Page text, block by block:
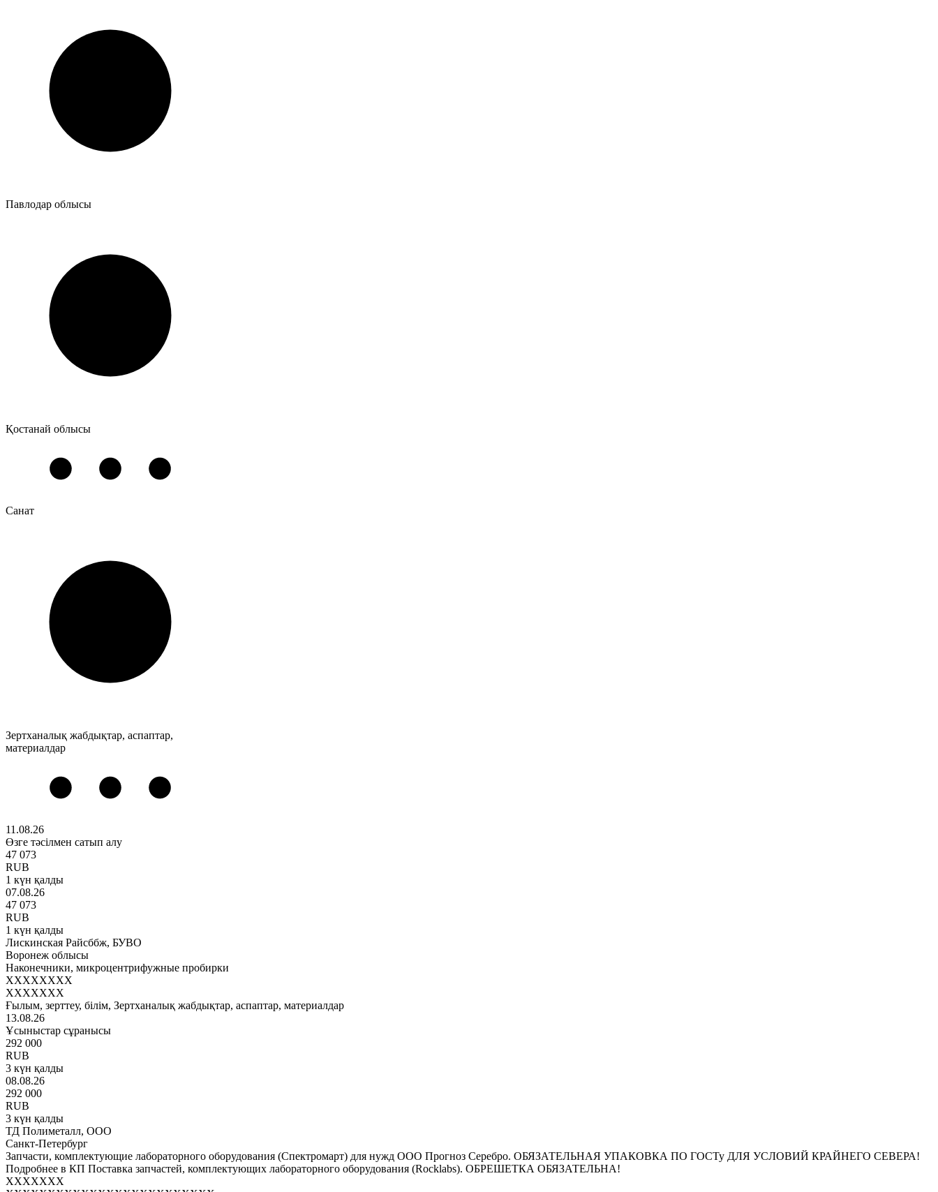
Павлодар облысы
Қостанай облысы
Санат
Зертханалық жабдықтар, аспаптар,
материалдар
11.08.26
Өзге тәсілмен сатып алу
47 073
RUB
1 күн қалды
07.08.26
47 073
RUB
1 күн қалды
Лискинская Райсббж, БУВО
Воронеж облысы
Наконечники, микроцентрифужные пробирки
XXXXXXXX
XXXXXXX
Ғылым, зерттеу, білім, Зертханалық жабдықтар, аспаптар, материалдар
13.08.26
Ұсыныстар сұранысы
292 000
RUB
3 күн қалды
08.08.26
292 000
RUB
3 күн қалды
ТД Полиметалл, ООО
Санкт-Петербург
Запчасти, комплектующие лабораторного оборудования (Спектромарт) для нужд ООО Прогноз Серебро. ОБЯЗАТЕЛЬНАЯ УПАКОВКА ПО ГОСТу ДЛЯ УСЛОВИЙ КРАЙНЕГО СЕВЕРА!
Подробнее в КП Поставка запчастей, комплектующих лабораторного оборудования (Rocklabs). ОБРЕШЕТКА ОБЯЗАТЕЛЬНА!
XXXXXXX